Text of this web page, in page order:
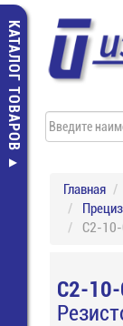
КАТАЛОГ ТОВАРОВ
Главная
С2-10-
С2-